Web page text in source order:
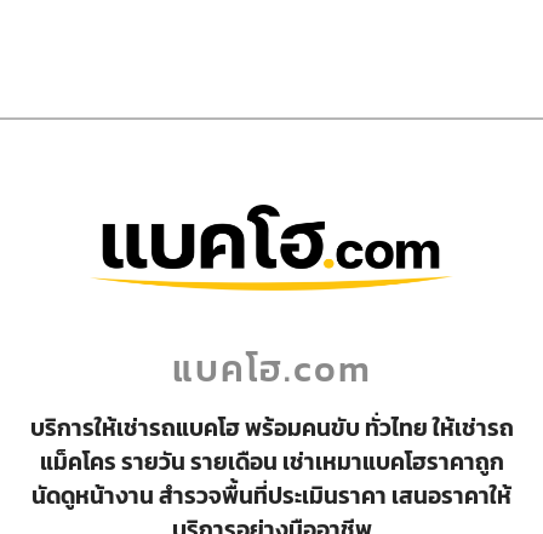
แบคโฮ.com
บริการให้เช่ารถแบคโฮ พร้อมคนขับ ทั่วไทย ให้เช่ารถ
แม็คโคร รายวัน รายเดือน เช่าเหมาแบคโฮราคาถูก
นัดดูหน้างาน สำรวจพื้นที่ประเมินราคา เสนอราคาให้